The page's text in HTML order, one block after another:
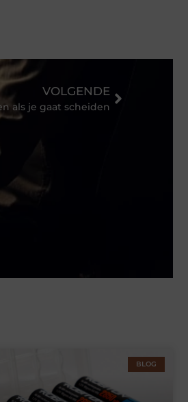
VOLGENDE
als je gaat scheiden
BLOG